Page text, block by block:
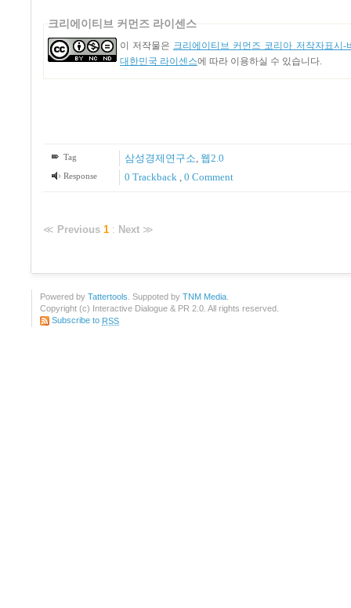
크리에이티브 커먼즈 라이센스
이 저작물은 크리에이티브 커먼즈 코리아 저작자표시-
대한민국 라이센스에 따라 이용하실 수 있습니다.
Tag 삼성경제연구소, 웹2.0
Response 0 Trackback 0 Comment
≪ Previous 1 : Next ≫
Powered by Tattertools . Suppoted by TNM Media
Copyright (c) Interactive Dialogue & PR 2.0. All rights reserved.
Subscribe to RSS